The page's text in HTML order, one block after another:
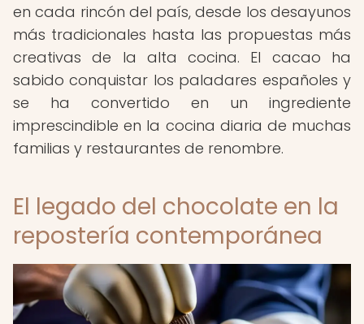
en cada rincón del país, desde los desayunos
más tradicionales hasta las propuestas más
creativas de la alta cocina. El cacao ha
sabido conquistar los paladares españoles y
se ha convertido en un ingrediente
imprescindible en la cocina diaria de muchas
familias y restaurantes de renombre.
El legado del chocolate en la
repostería contemporánea